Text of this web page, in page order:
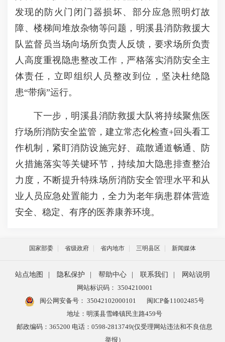
发现的防火门闭门器损坏、部分应急照明灯故
障、楼梯间堆放杂物等问题，明溪县消防救援大
队监督员当场向场所负责人反馈，要求场所负责
人高度重视隐患整改工作，严格落实消防安全主
体责任，立即组织人员整改到位，坚决杜绝隐
患“带病”运行。
下一步，明溪县消防救援大队将持续聚焦医
疗场所消防安全监管，建立常态化检查+回头看工
作机制，紧盯消防设施完好、疏散通道畅通、防
火措施落实等关键环节，持续加大隐患排查整治
力度，不断提升特殊场所消防安全管理水平和从
业人员应急处置能力，全力为老年病患群体营造
安全、稳定、有序的医养康养环境。
国家部委 省级政府 省内地市 三明县区 新闻媒体
站点地图 隐私保护 帮助中心 联系我们
网站说明
网站标识码： 3504210001
闽公网安备号： 35042102000101
闽ICP备11002485号
地址：明溪县雪峰镇民主路459号
邮政编码：365200 电话：0598-2813749(仅受理网站违法和不良信息
举报）